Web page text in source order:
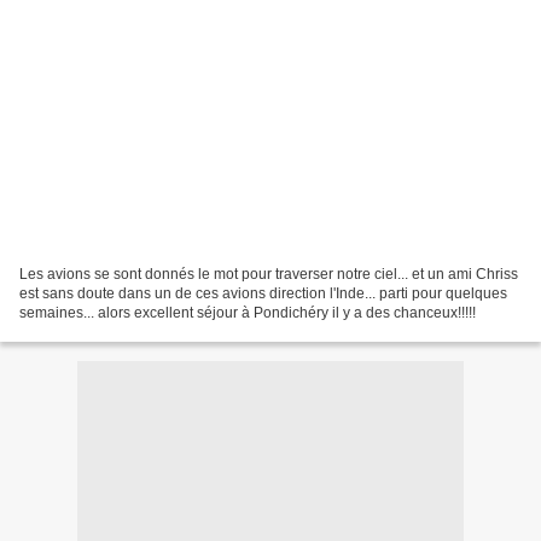
Les avions se sont donnés le mot pour traverser notre ciel... et un ami Chriss
est sans doute dans un de ces avions direction l'Inde... parti pour quelques
semaines... alors excellent séjour à Pondichéry il y a des chanceux!!!!!